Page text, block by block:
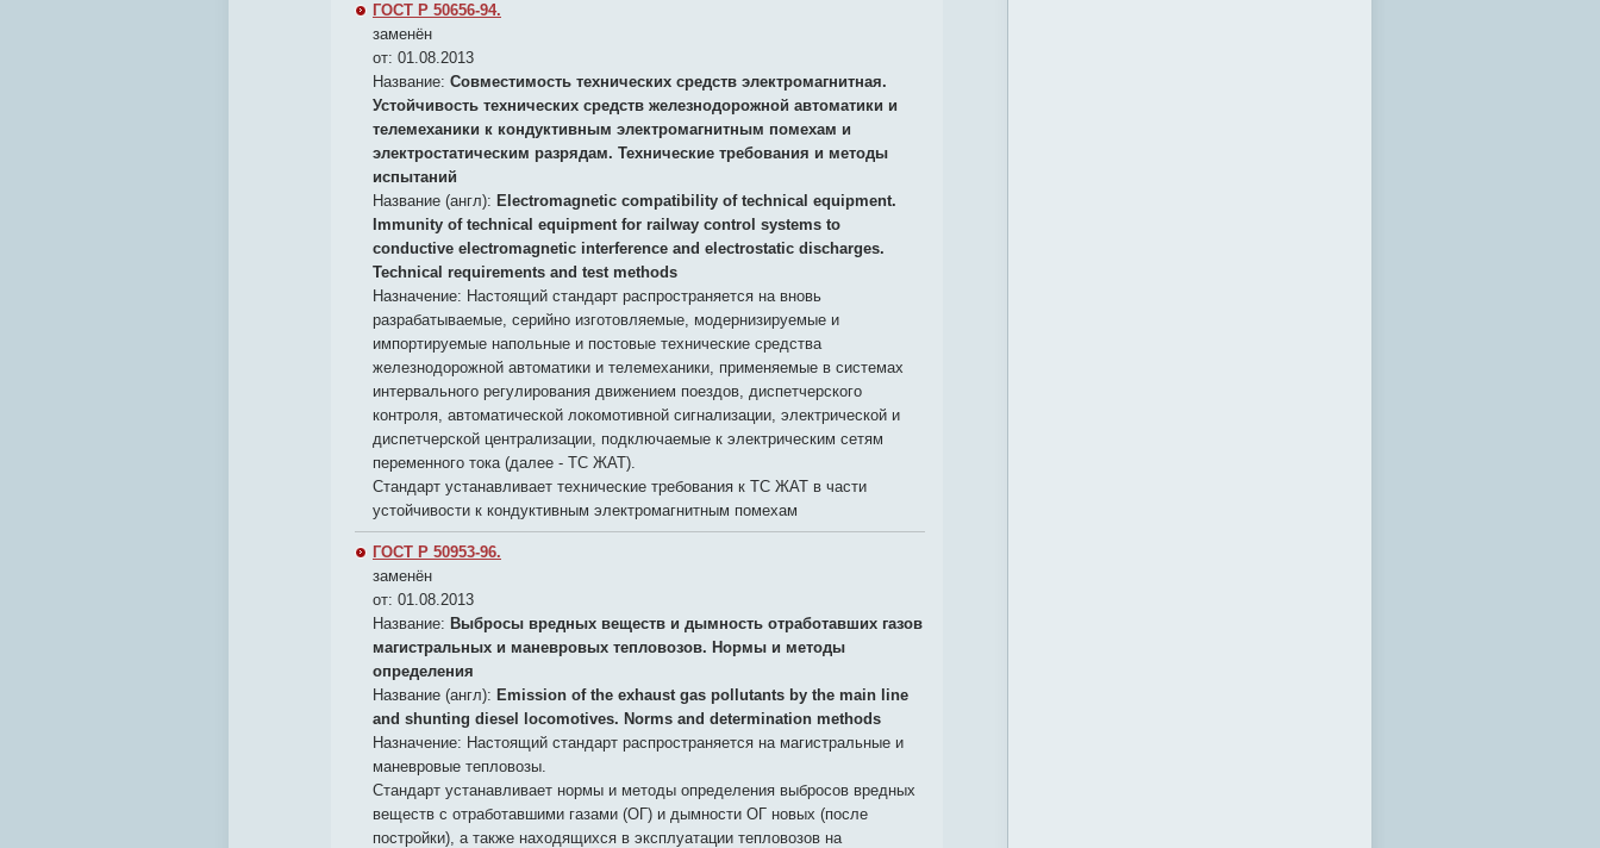
ГОСТ Р 50656-94.
заменён
от: 01.08.2013
Название: Совместимость технических средств электромагнитная.
Устойчивость технических средств железнодорожной автоматики и
телемеханики к кондуктивным электромагнитным помехам и
электростатическим разрядам. Технические требования и методы
испытаний
Название (англ): Electromagnetic compatibility of technical equipment.
Immunity of technical equipment for railway control systems to
conductive electromagnetic interference and electrostatic discharges.
Technical requirements and test methods
Назначение: Настоящий стандарт распространяется на вновь
разрабатываемые, серийно изготовляемые, модернизируемые и
импортируемые напольные и постовые технические средства
железнодорожной автоматики и телемеханики, применяемые в системах
интервального регулирования движением поездов, диспетчерского
контроля, автоматической локомотивной сигнализации, электрической и
диспетчерской централизации, подключаемые к электрическим сетям
переменного тока (далее - ТС ЖАТ).
Стандарт устанавливает технические требования к ТС ЖАТ в части
устойчивости к кондуктивным электромагнитным помехам
ГОСТ Р 50953-96.
заменён
от: 01.08.2013
Название: Выбросы вредных веществ и дымность отработавших газов
магистральных и маневровых тепловозов. Нормы и методы
определения
Название (англ): Emission of the exhaust gas pollutants by the main line
and shunting diesel locomotives. Norms and determination methods
Назначение: Настоящий стандарт распространяется на магистральные и
маневровые тепловозы.
Стандарт устанавливает нормы и методы определения выбросов вредных
веществ с отработавшими газами (ОГ) и дымности ОГ новых (после
постройки), а также находящихся в эксплуатации тепловозов на